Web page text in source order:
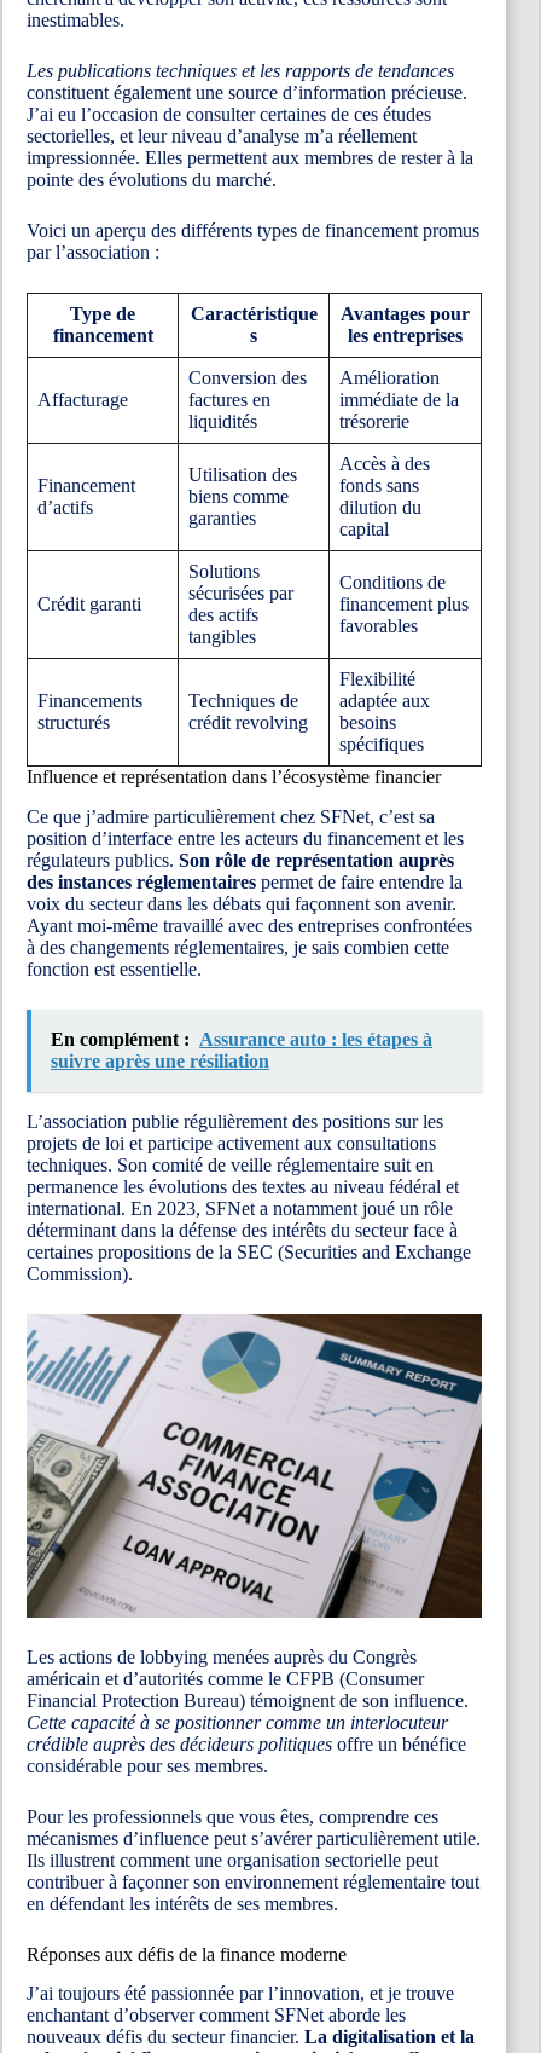
inestimables.
Les publications techniques et les rapports de tendances
constituent également une source d’information précieuse.
J’ai eu l’occasion de consulter certaines de ces études
sectorielles, et leur niveau d’analyse m’a réellement
impressionnée. Elles permettent aux membres de rester à la
pointe des évolutions du marché.
Voici un aperçu des différents types de financement promus
par l’association :
Type de
financement
Caractéristique
s
Avantages pour
les entreprises
Affacturage
Conversion des
factures en
liquidités
Amélioration
immédiate de la
trésorerie
Financement
d’actifs
Utilisation des
biens comme
garanties
Accès à des
fonds sans
dilution du
capital
Crédit garanti
Solutions
sécurisées par
des actifs
tangibles
Conditions de
financement plus
favorables
Financements
structurés
Techniques de
crédit revolving
Flexibilité
adaptée aux
besoins
spécifiques
Influence et représentation dans l’écosystème financier
Ce que j’admire particulièrement chez SFNet, c’est sa
position d’interface entre les acteurs du financement et les
régulateurs publics. Son rôle de représentation auprès
des instances réglementaires permet de faire entendre la
voix du secteur dans les débats qui façonnent son avenir.
Ayant moi-même travaillé avec des entreprises confrontées
à des changements réglementaires, je sais combien cette
fonction est essentielle.
En complément : Assurance auto : les étapes à
suivre après une résiliation
L’association publie régulièrement des positions sur les
projets de loi et participe activement aux consultations
techniques. Son comité de veille réglementaire suit en
permanence les évolutions des textes au niveau fédéral et
international. En 2023, SFNet a notamment joué un rôle
déterminant dans la défense des intérêts du secteur face à
certaines propositions de la SEC (Securities and Exchange
Commission).
Les actions de lobbying menées auprès du Congrès
américain et d’autorités comme le CFPB (Consumer
Financial Protection Bureau) témoignent de son influence.
Cette capacité à se positionner comme un interlocuteur
crédible auprès des décideurs politiques offre un bénéfice
considérable pour ses membres.
Pour les professionnels que vous êtes, comprendre ces
mécanismes d’influence peut s’avérer particulièrement utile.
Ils illustrent comment une organisation sectorielle peut
contribuer à façonner son environnement réglementaire tout
en défendant les intérêts de ses membres.
Réponses aux défis de la finance moderne
J’ai toujours été passionnée par l’innovation, et je trouve
enchantant d’observer comment SFNet aborde les
nouveaux défis du secteur financier. La digitalisation et la